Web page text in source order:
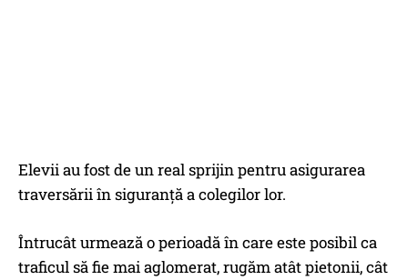
Elevii au fost de un real sprijin pentru asigurarea
traversării în siguranţă a colegilor lor.
Întrucât urmează o perioadă în care este posibil ca
traficul să fie mai aglomerat, rugăm atât pietonii, cât